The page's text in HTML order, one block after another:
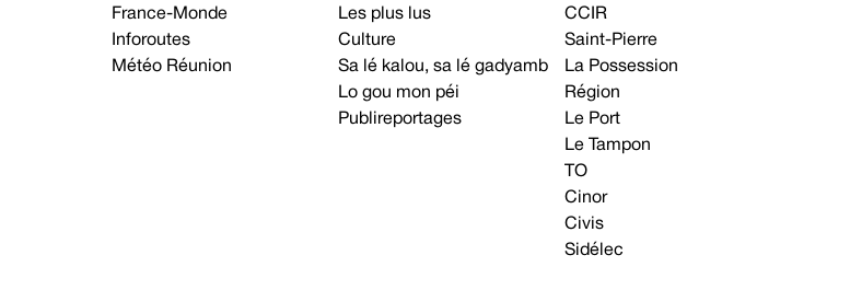
France-Monde
Inforoutes
Météo Réunion
Les plus lus
Culture
Sa lé kalou, sa lé gadyamb
Lo gou mon péi
Publireportages
CCIR
Saint-Pierre
La Possession
Région
Le Port
Le Tampon
TO
Cinor
Civis
Sidélec